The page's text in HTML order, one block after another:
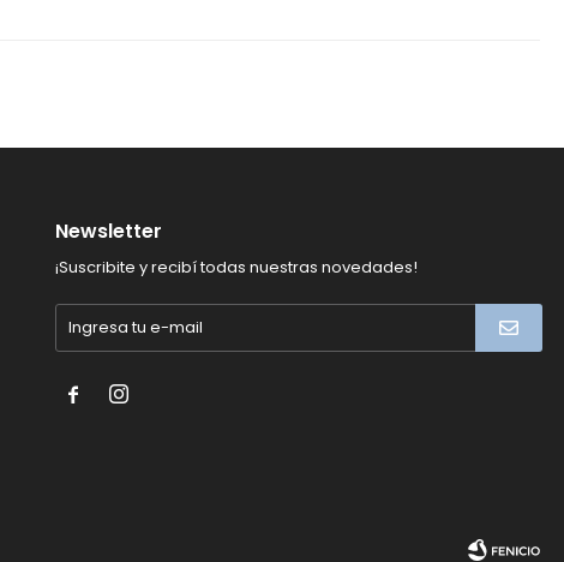
Newsletter
¡Suscribite y recibí todas nuestras novedades!
 